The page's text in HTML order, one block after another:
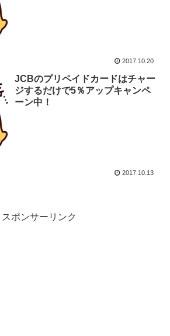
2017.10.20
JCBのプリペイドカードはチャー
ジするだけで5％アップキャンペ
ーン中！
2017.10.13
スポンサーリンク